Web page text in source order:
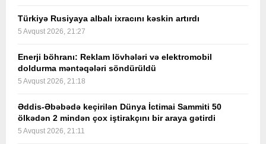
Türkiyə Rusiyaya albalı ixracını kəskin artırdı
5 Avqust 2026, 21:27
Enerji böhranı: Reklam lövhələri və elektromobil
doldurma məntəqələri söndürüldü
5 Avqust 2026, 21:18
Əddis-Əbəbədə keçirilən Dünya İctimai Sammiti 50
ölkədən 2 mindən çox iştirakçını bir araya gətirdi
5 Avqust 2026, 21:11